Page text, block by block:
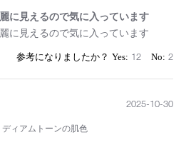
に見えるので気に入っています
に見えるので気に入っています
12 2
ィアムトーンの肌色
2025-10-30